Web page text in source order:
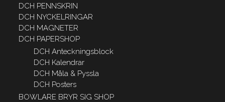
DCH PENNSKRIN
DCH NYCKELRINGAR
DCH MAGNETER
DCH PAPERSHOP
DCH Anteckningsblock
DCH Kalendrar
DCH Måla & Pyssla
DCH Posters
BOWLARE BRYR SIG SHOP